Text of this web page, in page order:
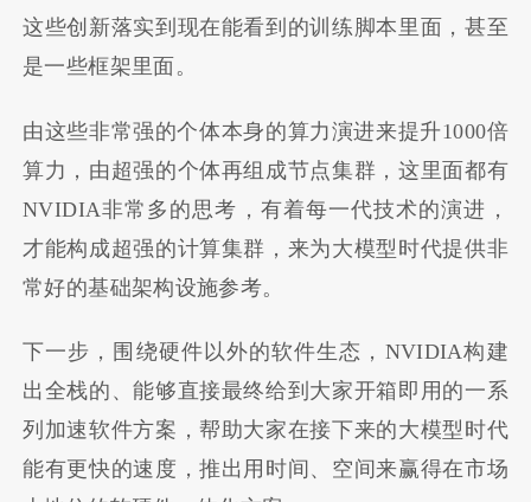
这些创新落实到现在能看到的训练脚本里面，甚至
是一些框架里面。
由这些非常强的个体本身的算力演进来提升1000倍
算力，由超强的个体再组成节点集群，这里面都有
NVIDIA非常多的思考，有着每一代技术的演进，
才能构成超强的计算集群，来为大模型时代提供非
常好的基础架构设施参考。
下一步，围绕硬件以外的软件生态，NVIDIA构建
出全栈的、能够直接最终给到大家开箱即用的一系
列加速软件方案，帮助大家在接下来的大模型时代
能有更快的速度，推出用时间、空间来赢得在市场